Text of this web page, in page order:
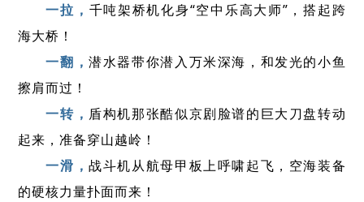
一拉， 千吨架桥机化身“空中乐高大师”，搭起跨
海大桥！
一翻，潜水器带你潜入万米深海，和发光的小鱼
擦肩而过！
一转， 盾构机那张酷似京剧脸谱的巨大刀盘转动
起来，准备穿山越岭！
一滑，战斗机从航母甲板上呼啸起飞，空海装备
的硬核力量扑面而来！